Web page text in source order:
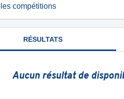
compétitions
RÉSULTATS
Aucun résultat de